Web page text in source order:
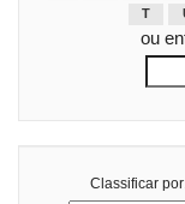
T
ou
Classificar